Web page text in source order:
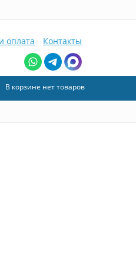
оплата Контакты
В корзине нет товаров